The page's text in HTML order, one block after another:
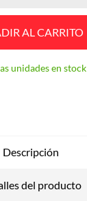
AL CARRITO
unidades en stock
Descripción
del producto